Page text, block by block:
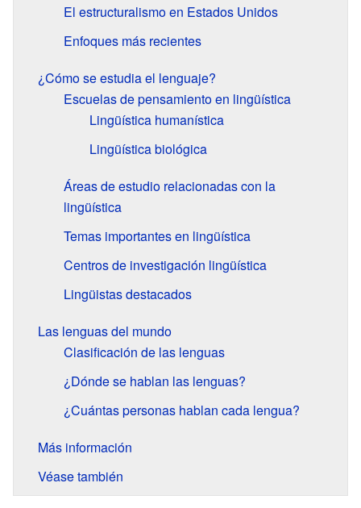
El estructuralismo en Estados Unidos
Enfoques más recientes
¿Cómo se estudia el lenguaje?
Escuelas de pensamiento en lingüística
Lingüística humanística
Lingüística biológica
Áreas de estudio relacionadas con la
lingüística
Temas importantes en lingüística
Centros de investigación lingüística
Lingüistas destacados
Las lenguas del mundo
Clasificación de las lenguas
¿Dónde se hablan las lenguas?
¿Cuántas personas hablan cada lengua?
Más información
Véase también